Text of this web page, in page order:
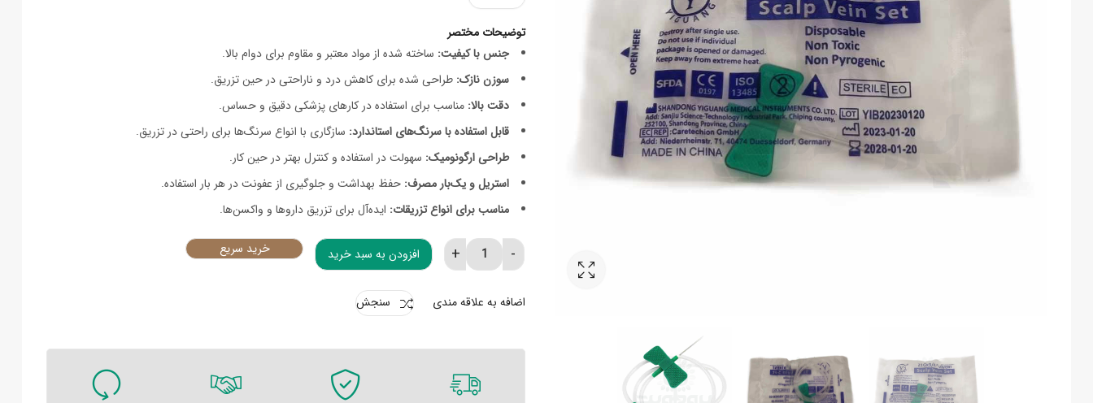
توضیحات مختصر
جنس با کیفیت: ساخته شده از مواد معتبر و مقاوم برای دوام بالا.
سوزن نازک: طراحی شده برای کاهش درد و ناراحتی در حین تزریق.
دقت بالا: مناسب برای استفاده در کارهای پزشکی دقیق و حساس.
قابل استفاده با سرنگ‌های استاندارد: سازگاری با انواع سرنگ‌ها برای راحتی در تزریق.
طراحی ارگونومیک: سهولت در استفاده و کنترل بهتر در حین کار.
استریل و یک‌بار مصرف: حفظ بهداشت و جلوگیری از عفونت در هر بار استفاده.
مناسب برای انواع تزریقات: ایده‌آل برای تزریق داروها و واکسن‌ها.
اسکالپ سبز HD شماره 21 quantity
افزودن به سبد خرید خرید سریع
اضافه به علاقه مندی سنجش